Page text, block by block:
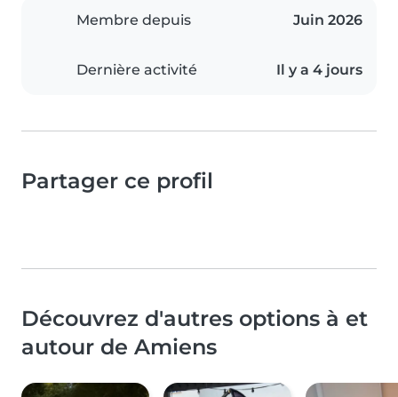
Membre depuis Juin 2026
Dernière activité Il y a 4 jours
Partager ce profil
Découvrez d'autres options à et
autour de Amiens